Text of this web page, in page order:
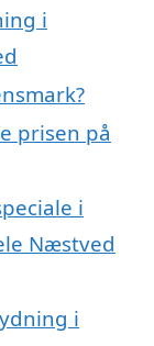
i
prisen på
i
Næstved
i